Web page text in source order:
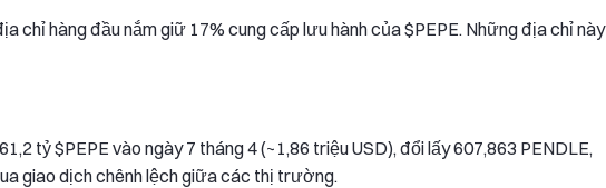
chỉ hàng đầu nắm giữ 17% cung cấp lưu hành của $PEPE. Những địa chỉ này
tỷ $PEPE vào ngày 7 tháng 4 (~1,86 triệu USD), đổi lấy 607,863 PENDLE,
giao dịch chênh lệch giữa các thị trường.